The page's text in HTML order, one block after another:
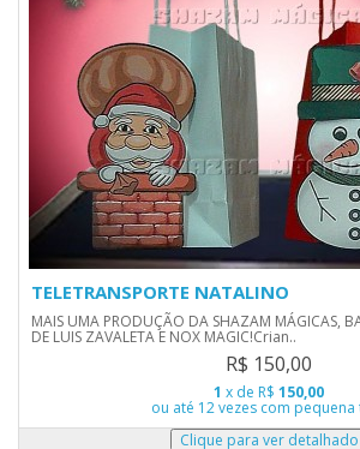
TELETRANSPORTE NATALINO
MAIS UMA PRODUÇÃO DA SHAZAM MÁGICAS,
DE LUIS ZAVALETA E NOX MAGIC!Crian..
R$ 150,00
1 x de R$ 150,00
ou até 12 vezes com pequena